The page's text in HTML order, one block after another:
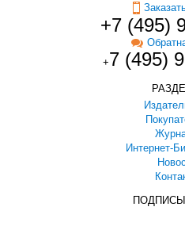
+7 (495)
+7 (495)
Интернет-